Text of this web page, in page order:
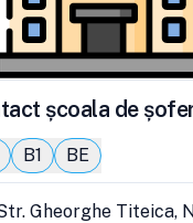
școala de
B1 BE
Gheorghe Titeica,